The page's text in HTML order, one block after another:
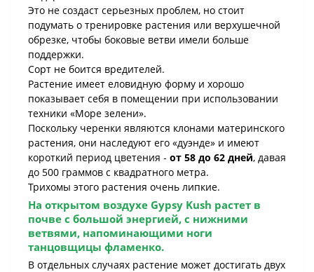
Это не создаст серьезных проблем, но стоит
подумать о тренировке растения или верхушечной
обрезке, чтобы боковые ветви имели больше
поддержки.
Сорт не боится вредителей.
Растение имеет еловидную форму и хорошо
показывает себя в помещении при использовании
техники «Море зелени».
Поскольку черенки являются клонами материнского
растения, они наследуют его «дуэнде» и имеют
короткий период цветения - от 58 до 62 дней, давая
до 500 граммов с квадратного метра.
Трихомы этого растения очень липкие.
На открытом воздухе Gypsy Kush растет в
почве с большой энергией, с нижними
ветвями, напоминающими ноги
танцовщицы фламенко.
В отдельных случаях растение может достигать двух